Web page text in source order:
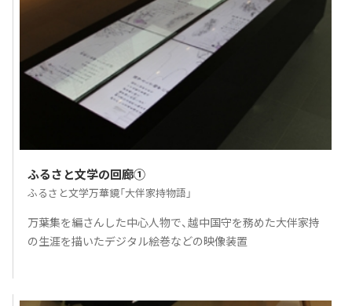
ふるさと文学の回廊①
ふるさと文学万華鏡「大伴家持物語」
万葉集を編さんした中心人物で、越中国守を務めた大伴家持
の生涯を描いたデジタル絵巻などの映像装置